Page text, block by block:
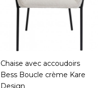
Chaise avec accoudoirs
Bess Boucle crème Kare
Design